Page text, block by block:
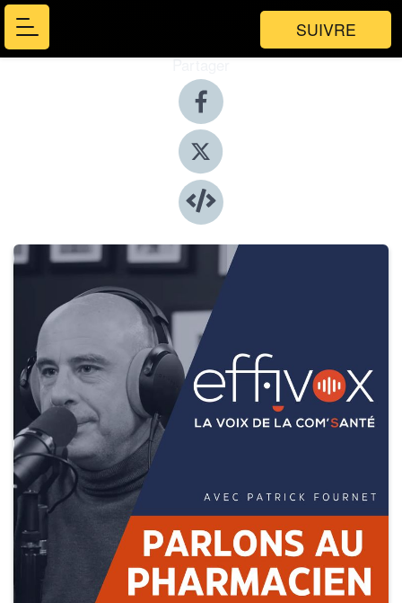
SUIVRE
Partager